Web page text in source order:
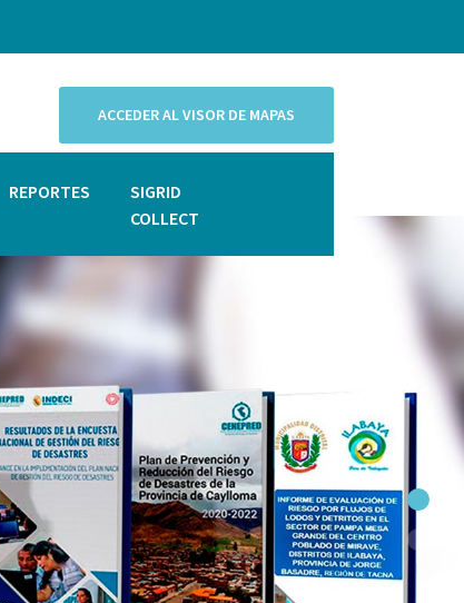
ACCEDER AL VISOR DE MAPAS
REPORTES
SIGRID
COLLECT